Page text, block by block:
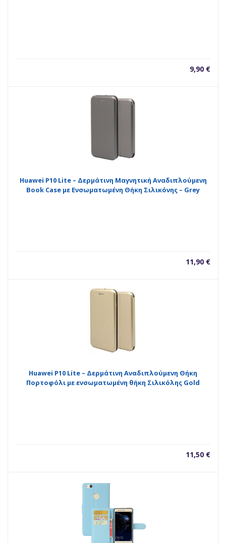
9,90 €
Huawei P10 Lite – Δερμάτινη Μαγνητική Αναδιπλούμενη
Book Case με Ενσωματωμένη Θήκη Σιλικόνης – Grey
11,90 €
Huawei P10 Lite – Δερμάτινη Αναδιπλούμενη Θήκη
Πορτοφόλι με ενσωματωμένη θήκη Σιλικόλης Gold
11,50 €